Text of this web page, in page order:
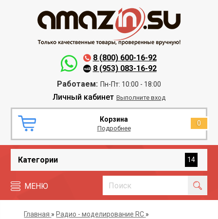
8 (800) 600-16-92
8 (953) 083-16-92
Работаем: Пн-Пт: 10:00 - 18:00
Личный кабинет Выполните вход
Корзина
Подробнее
0
Категории 14
МЕНЮ
Главная » Радио - моделирование RC »